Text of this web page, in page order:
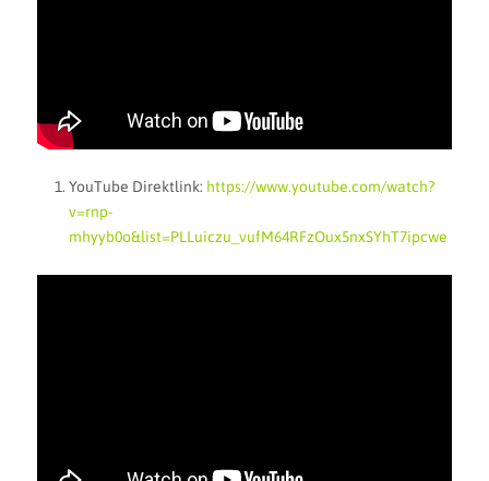
YouTube Direktlink: https://www.youtube.com/watch?
v=rnp-
mhyyb0o&list=PLLuiczu_vufM64RFzOux5nxSYhT7ipcwe